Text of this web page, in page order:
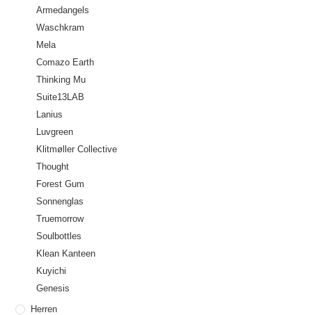
Armedangels
Waschkram
Mela
Comazo Earth
Thinking Mu
Suite13LAB
Lanius
Luvgreen
Klitmøller Collective
Thought
Forest Gum
Sonnenglas
Truemorrow
Soulbottles
Klean Kanteen
Kuyichi
Genesis
Herren